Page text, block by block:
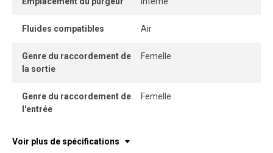
pneumatiques et améliorer l’efficacité des installations
Fluides compatibles Air
Genre du raccordement de
la sortie
Femelle
Genre du raccordement de
l'entrée
Femelle
Voir plus de spécifications